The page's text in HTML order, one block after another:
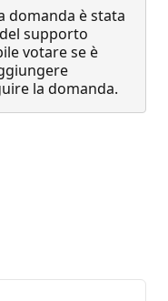
domanda è stata
supporto
votare se è
la domanda.